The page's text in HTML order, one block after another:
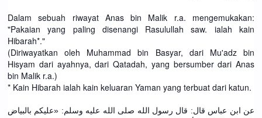
Dalam sebuah riwayat Anas bin Malik r.a. mengemukakan:
"Pakaian yang paling disenangi Rasulullah saw. ialah kain
Hibarah*."
(Diriwayatkan oleh Muhammad bin Basyar, dari Mu'adz bin
Hisyam dari ayahnya, dari Qatadah, yang bersumber dari Anas
bin Malik r.a.)
* Kain Hibarah ialah kain keluaran Yaman yang terbuat dari katun.
عن ابن عباس قال: قال رسول الله صلى الله عليه وسلم: «عليكم بالبياض